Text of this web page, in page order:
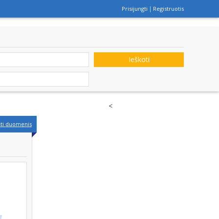
Prisijungti Registruotis
Ieškoti
duomenis
<